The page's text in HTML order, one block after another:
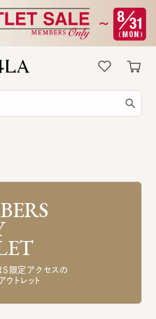
限定アクセスの
ウトレット